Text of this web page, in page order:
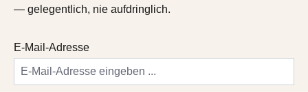
— gelegentlich, nie aufdringlich.
E-Mail-Adresse